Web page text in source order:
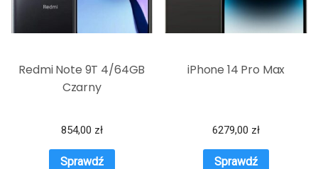
Redmi Note 9T 4/64GB
Czarny
854,00 zł
Sprawdź
iPhone 14 Pro Max
6279,00 zł
Sprawdź